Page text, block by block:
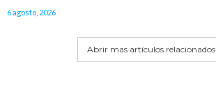
6 agosto, 2026
Abrir mas artículos relacionados